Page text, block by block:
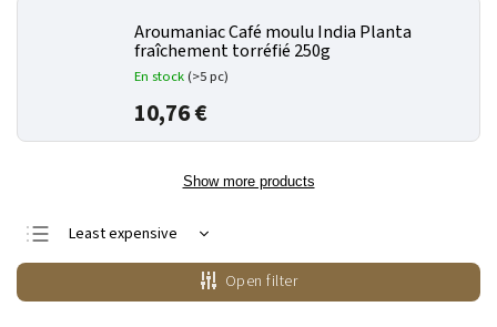
Aroumaniac Café moulu India Planta
fraîchement torréfié 250g
En stock (>5 pc)
10,76 €
Show more products
Least expensive
Most expensive
Bestsellers
Open filter